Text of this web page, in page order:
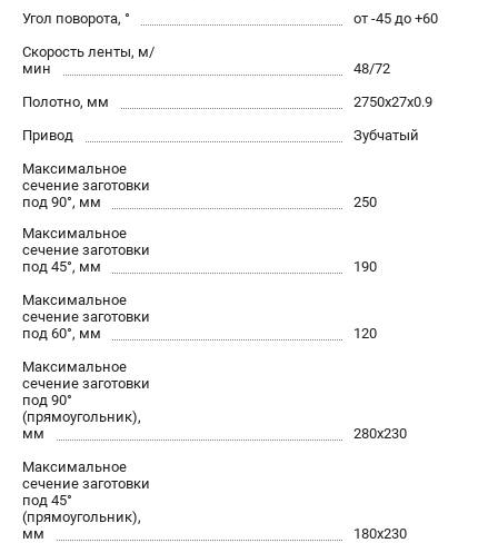
вс - выходной
Угол поворота, °
от -45 до +60
Скорость ленты, м/
мин
48/72
Полотно, мм
2750х27х0.9
Привод
Зубчатый
Максимальное
сечение заготовки
под 90°, мм
250
Максимальное
сечение заготовки
под 45°, мм
190
Максимальное
сечение заготовки
под 60°, мм
120
Максимальное
сечение заготовки
под 90°
(прямоугольник),
мм
280х230
Максимальное
сечение заготовки
под 45°
(прямоугольник),
мм
180x230